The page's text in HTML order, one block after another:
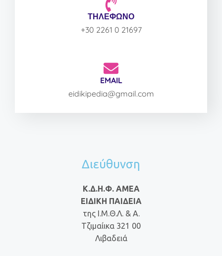
ΤΗΛΕΦΩΝΟ
+30 2261 0 21697
EMAIL
eidikipedia@gmail.com
Διεύθυνση
Κ.Δ.Η.Φ. ΑΜΕΑ
ΕΙΔΙΚΗ ΠΑΙΔΕΙΑ
της Ι.Μ.Θ.Λ. & Α.
Τζιμαίικα 321 00
Λιβαδειά